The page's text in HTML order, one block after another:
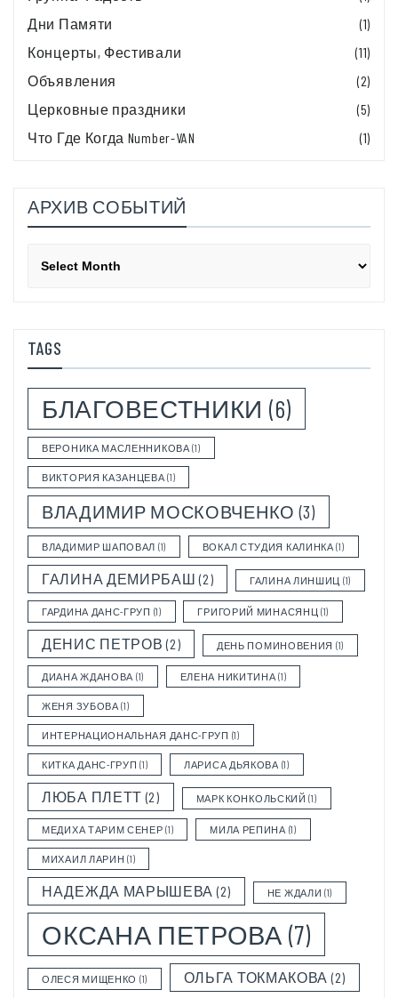
Дни Памяти
(1)
Концерты, Фестивали
(11)
Объявления
(2)
Церковные праздники
(5)
Что Где Когда Number-VAN
(1)
АРХИВ СОБЫТИЙ
событий
TAGS
БЛАГОВЕСТНИКИ (6)
ВЕРОНИКА МАСЛЕННИКОВА (1)
ВИКТОРИЯ КАЗАНЦЕВА (1)
ВЛАДИМИР МОСКОВЧЕНКО (3)
ВЛАДИМИР ШАПОВАЛ (1) ВОКАЛ СТУДИЯ КАЛИНКА (1)
ГАЛИНА ДЕМИРБАШ (2) ГАЛИНА ЛИНШИЦ (1)
ГАРДИНА ДАНС-ГРУП (1) ГРИГОРИЙ МИНАСЯНЦ (1)
ДЕНИС ПЕТРОВ (2) ДЕНЬ ПОМИНОВЕНИЯ (1)
ДИАНА ЖДАНОВА (1) ЕЛЕНА НИКИТИНА (1)
ЖЕНЯ ЗУБОВА (1)
ИНТЕРНАЦИОНАЛЬНАЯ ДАНС-ГРУП (1)
КИТКА ДАНС-ГРУП (1) ЛАРИСА ДЬЯКОВА (1)
ЛЮБА ПЛЕТТ (2) МАРК КОНКОЛЬСКИЙ (1)
МЕДИХА ТАРИМ СЕНЕР (1) МИЛА РЕПИНА (1)
МИХАИЛ ЛАРИН (1)
НАДЕЖДА МАРЫШЕВА (2) НЕ ЖДАЛИ (1)
ОКСАНА ПЕТРОВА (7)
ОЛЕСЯ МИЩЕНКО (1) ОЛЬГА ТОКМАКОВА (2)